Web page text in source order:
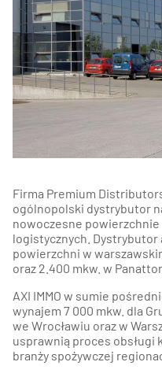
Firma Premium
ogólnopolski dystrybutor
nowoczesne
logistycznych. Dystrybutor
powierzchni w
oraz 2.400 mkw. w
AXI IMMO w sumie
wynajem 7 000 mkw. dla
we Wrocławiu oraz w
usprawnią proces obsługi
branży spożywczej